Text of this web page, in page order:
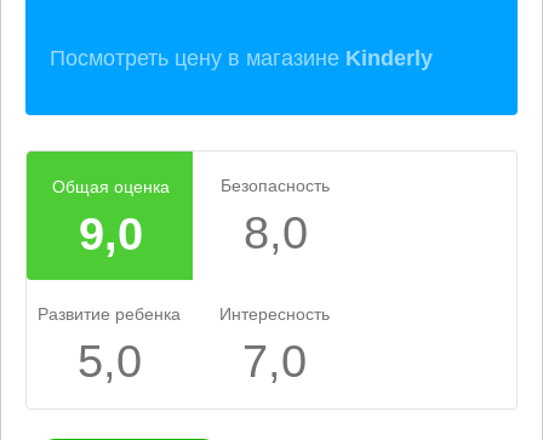
Посмотреть цену в магазине Kinderly
Общая оценка
9,0
Безопасность
8,0
Развитие ребенка
5,0
Интересность
7,0